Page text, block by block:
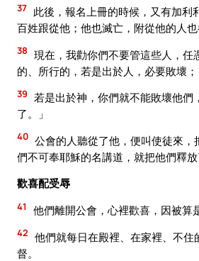
37 此後，報名上冊的時候，又有加利
百姓跟從他；他也滅亡，附從他的人也
38 現在，我勸你們不要管這些人，任
的、所行的，若是出於人，必要敗壞；
39 若是出於神，你們就不能敗壞他們
了。」
40 公會的人聽從了他，便叫使徒來，
們不可奉耶穌的名講道，就把他們釋放
歡喜配受辱
41 他們離開公會，心裡歡喜，因被算
42 他們就每日在殿裡、在家裡、不住
督。